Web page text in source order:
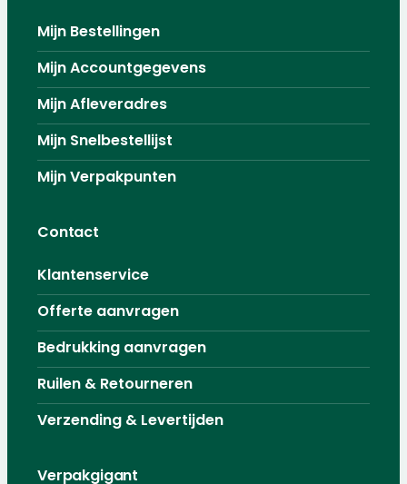
Mijn Bestellingen
Mijn Accountgegevens
Mijn Afleveradres
Mijn Snelbestellijst
Mijn Verpakpunten
Contact
Klantenservice
Offerte aanvragen
Bedrukking aanvragen
Ruilen & Retourneren
Verzending & Levertijden
Verpakgigant